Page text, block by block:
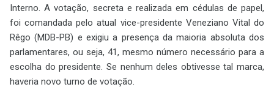
Interno. A votação, secreta e realizada em cédulas de papel,
foi comandada pelo atual vice-presidente Veneziano Vital do
Rêgo (MDB-PB) e exigiu a presença da maioria absoluta dos
parlamentares, ou seja, 41, mesmo número necessário para a
escolha do presidente. Se nenhum deles obtivesse tal marca,
haveria novo turno de votação.